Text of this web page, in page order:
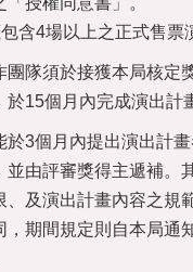
含4場以上之正式售票
隊須於接獲本局核定
於15個月內完成演出計
3個月內提出演出計
並由評審獎得主遞補。
、及演出計畫內容之規
，期間規定則自本局通